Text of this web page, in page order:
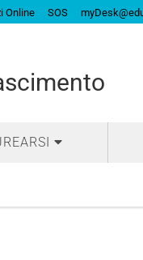
Online SOS